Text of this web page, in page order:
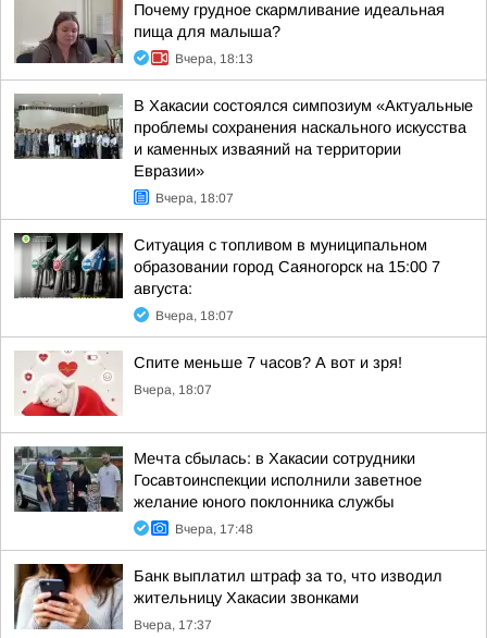
Почему грудное скармливание идеальная
пища для малыша?
Вчера, 18:13
В Хакасии состоялся симпозиум «Актуальные
проблемы сохранения наскального искусства
и каменных изваяний на территории
Евразии»
Вчера, 18:07
Ситуация с топливом в муниципальном
образовании город Саяногорск на 15:00 7
августа:
Вчера, 18:07
Спите меньше 7 часов? А вот и зря!
Вчера, 18:07
Мечта сбылась: в Хакасии сотрудники
Госавтоинспекции исполнили заветное
желание юного поклонника службы
Вчера, 17:48
Банк выплатил штраф за то, что изводил
жительницу Хакасии звонками
Вчера, 17:37